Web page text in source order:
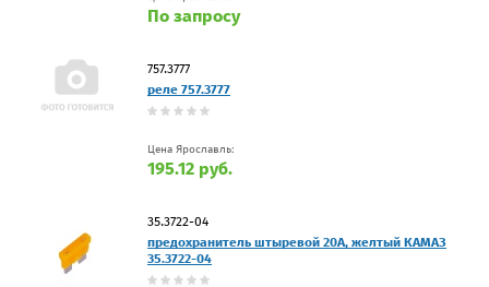
По запросу
757.3777
реле 757.3777
Цена Ярославль:
195.12 руб.
35.3722-04
предохранитель штыревой 20А, желтый КАМАЗ
35.3722-04